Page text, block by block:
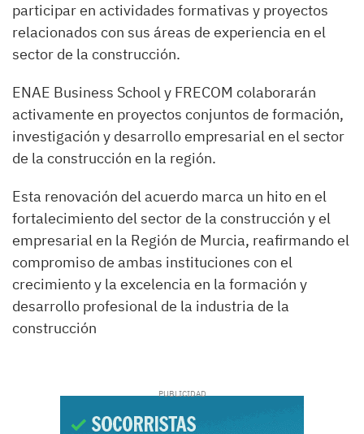
participar en actividades formativas y proyectos
relacionados con sus áreas de experiencia en el
sector de la construcción.
ENAE Business School y FRECOM colaborarán
activamente en proyectos conjuntos de formación,
investigación y desarrollo empresarial en el sector
de la construcción en la región.
Esta renovación del acuerdo marca un hito en el
fortalecimiento del sector de la construcción y el
empresarial en la Región de Murcia, reafirmando el
compromiso de ambas instituciones con el
crecimiento y la excelencia en la formación y
desarrollo profesional de la industria de la
construcción